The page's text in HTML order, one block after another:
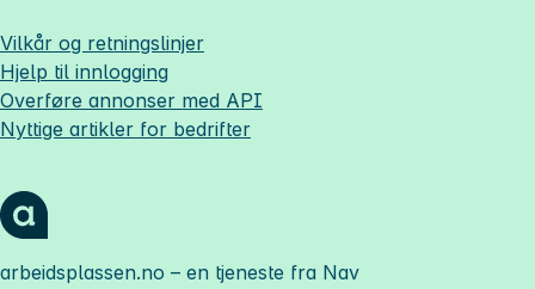
Vilkår og retningslinjer
Hjelp til innlogging
Overføre annonser med API
Nyttige artikler for bedrifter
arbeidsplassen.no – en tjeneste fra Nav